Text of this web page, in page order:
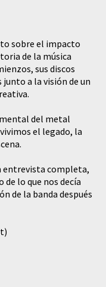
sobre el impacto
de la música
sus discos
a la visión de un
del metal
el legado, la
entrevista completa,
lo que nos decía
de la banda después